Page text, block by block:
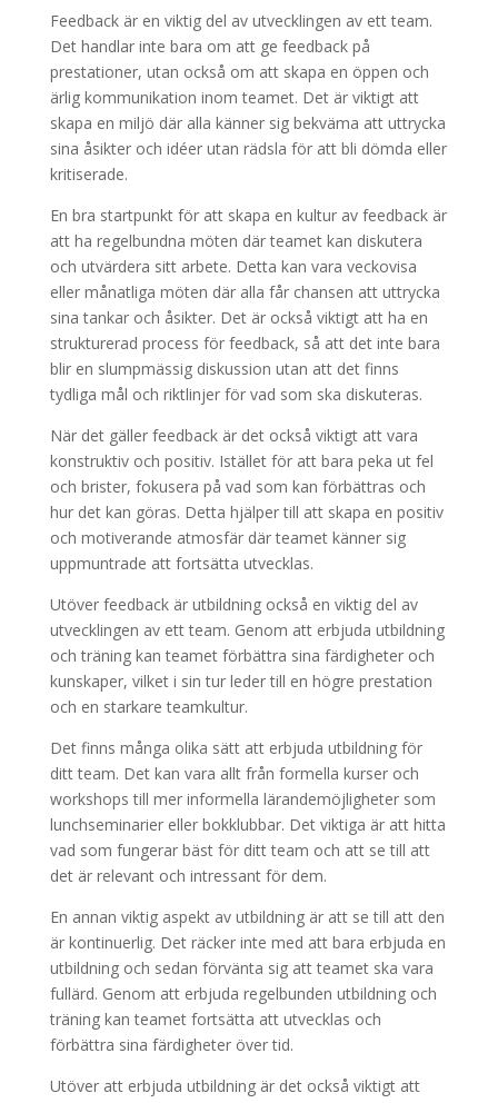
Feedback är en viktig del av utvecklingen av ett team.
Det handlar inte bara om att ge feedback på
prestationer, utan också om att skapa en öppen och
ärlig kommunikation inom teamet. Det är viktigt att
skapa en miljö där alla känner sig bekväma att uttrycka
sina åsikter och idéer utan rädsla för att bli dömda eller
kritiserade.
En bra startpunkt för att skapa en kultur av feedback är
att ha regelbundna möten där teamet kan diskutera
och utvärdera sitt arbete. Detta kan vara veckovisa
eller månatliga möten där alla får chansen att uttrycka
sina tankar och åsikter. Det är också viktigt att ha en
strukturerad process för feedback, så att det inte bara
blir en slumpmässig diskussion utan att det finns
tydliga mål och riktlinjer för vad som ska diskuteras.
När det gäller feedback är det också viktigt att vara
konstruktiv och positiv. Istället för att bara peka ut fel
och brister, fokusera på vad som kan förbättras och
hur det kan göras. Detta hjälper till att skapa en positiv
och motiverande atmosfär där teamet känner sig
uppmuntrade att fortsätta utvecklas.
Utöver feedback är utbildning också en viktig del av
utvecklingen av ett team. Genom att erbjuda utbildning
och träning kan teamet förbättra sina färdigheter och
kunskaper, vilket i sin tur leder till en högre prestation
och en starkare teamkultur.
Det finns många olika sätt att erbjuda utbildning för
ditt team. Det kan vara allt från formella kurser och
workshops till mer informella lärandemöjligheter som
lunchseminarier eller bokklubbar. Det viktiga är att hitta
vad som fungerar bäst för ditt team och att se till att
det är relevant och intressant för dem.
En annan viktig aspekt av utbildning är att se till att den
är kontinuerlig. Det räcker inte med att bara erbjuda en
utbildning och sedan förvänta sig att teamet ska vara
fullärd. Genom att erbjuda regelbunden utbildning och
träning kan teamet fortsätta att utvecklas och
förbättra sina färdigheter över tid.
Utöver att erbjuda utbildning är det också viktigt att